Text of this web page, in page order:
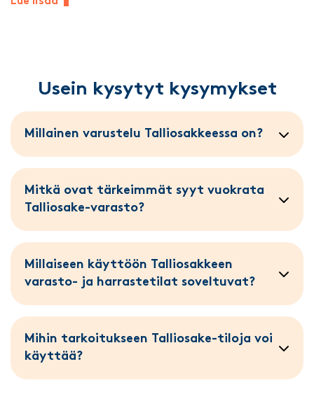
Usein kysytyt kysymykset
Millainen varustelu Talliosakkeessa on?
Mitkä ovat tärkeimmät syyt vuokrata
Talliosake-varasto?
Millaiseen käyttöön Talliosakkeen
varasto- ja harrastetilat soveltuvat?
Mihin tarkoitukseen Talliosake-tiloja voi
käyttää?